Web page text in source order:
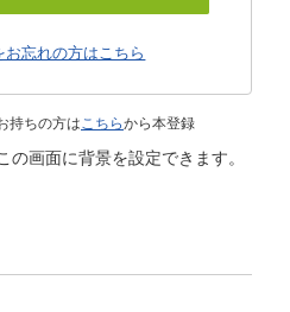
お忘れの方はこちら
持ちの方はこちらから本登録
画面に背景を設定できます。